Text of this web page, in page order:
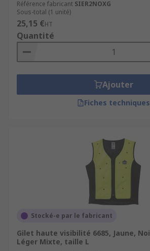
Référence fabricant SIER2NOXG
Sous-total (1 unité)
25,15 €HT
Quantité
Ajouter
Fiches techniques
Stocké-e par le fabricant
Gilet haute visibilité 6685, Jaune,
Léger Mixte, taille L